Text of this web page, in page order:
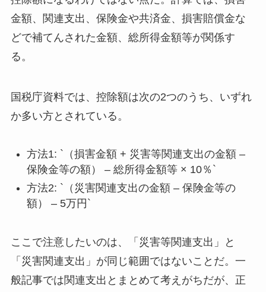
金額、関連支出、保険金や共済金、損害賠償金な
どで補てんされた金額、総所得金額等が関係す
る。
国税庁資料では、控除額は次の2つのうち、いずれ
か多い方とされている。
方法1: `（損害金額 + 災害等関連支出の金額 –
保険金等の額） – 総所得金額等 × 10％`
方法2: `（災害関連支出の金額 – 保険金等の
額） – 5万円`
ここで注意したいのは、「災害等関連支出」と
「災害関連支出」が同じ範囲ではないことだ。一
般記事では関連支出とまとめて考えがちだが、正